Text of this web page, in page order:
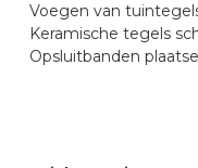
Voegen van
Keramische tegels
Opsluitbanden